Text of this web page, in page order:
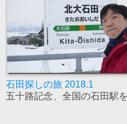
石田探しの旅 2018.1
五十路記念、全国の石田駅